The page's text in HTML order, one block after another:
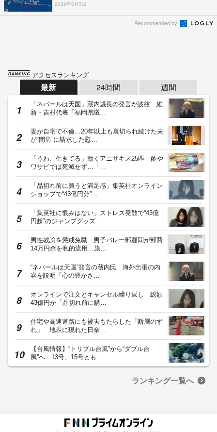
2026年8月5日
Recommended by
アクセスランキング
最新 24時間 週間
「ネパールは天国」蔵内議長の発言が波紋 維
新・吉村代表「福岡県議…
妻が自宅で不倫…20年以上も裏切られ続けた夫
が“間男”に請求した慰…
「うわ、生きてる」動くアニサキス25匹 酢や
ワサビでは死滅せず…「…
「品切れ前に買うと満足感」集英社オンライン
ショップで“43億円分”…
「集英社に恨みはない」ストレス発散で“43億
円超”のジャンプグッズ…
男性教諭を懲戒免職 男子バレー部顧問が部費
14万円余を私的流用…旅…
“ネパールは天国”発言の蔵内氏 海外出張の内
容を説明「心の豊かさ…
オンラインで注文とキャンセル繰り返し 総額
43億円か「品切れ前に購…
住宅や高速道路にも被害もたらした「断層のず
れ」 地表に現れた日奈…
【台風情報】“トリプル台風”から“ダブル台
風”へ 13号、15号とも…
ランキング一覧へ